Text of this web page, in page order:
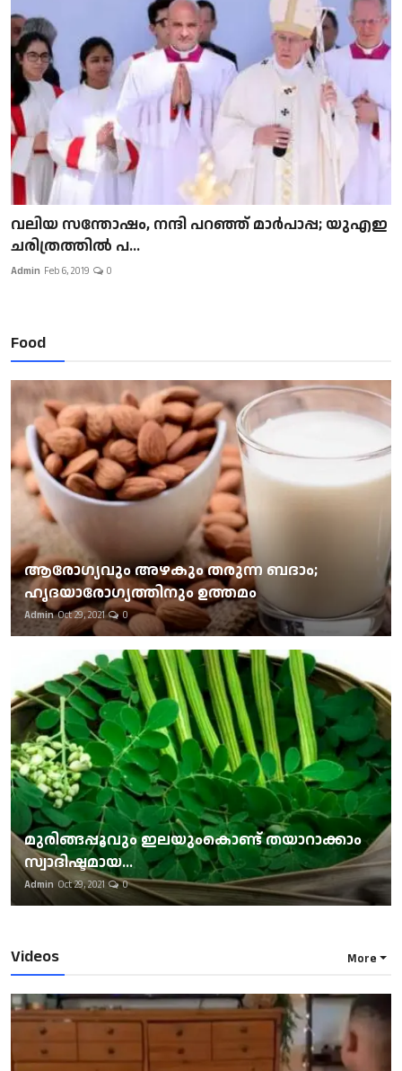
വലിയ സന്തോഷം, നന്ദി പറഞ്ഞ് മാർപാപ്പ; യുഎഇ
ചരിത്രത്തിൽ പ...
Admin Feb 6, 2019 0
Food
ആരോഗ്യവും അഴകും തരുന്ന ബദാം;
ഹൃദയാരോഗ്യത്തിനും ഉത്തമം
Admin Oct 29, 2021 0
മുരിങ്ങപ്പൂവും ഇലയുംകൊണ്ട് തയാറാക്കാം
സ്വാദിഷ്ടമായ...
Admin Oct 29, 2021 0
Videos More